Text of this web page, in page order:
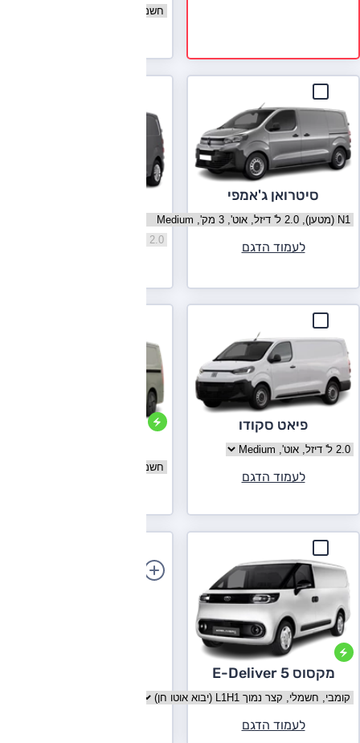
בחר גרסה מקסוס E-Deliver 3
סיטרואן ג'אמפי
בחר גרסה סיטרואן ג'אמפי
לעמוד הדגם
בחר גרסה טויוטה פרואייס
פיאט סקודו
בחר גרסה פיאט סקודו
לעמוד הדגם
בחר גרסה פאריזון V7E
מקסוס E-Deliver 5
בחר גרסה מקסוס E-Deliver 5
לעמוד הדגם